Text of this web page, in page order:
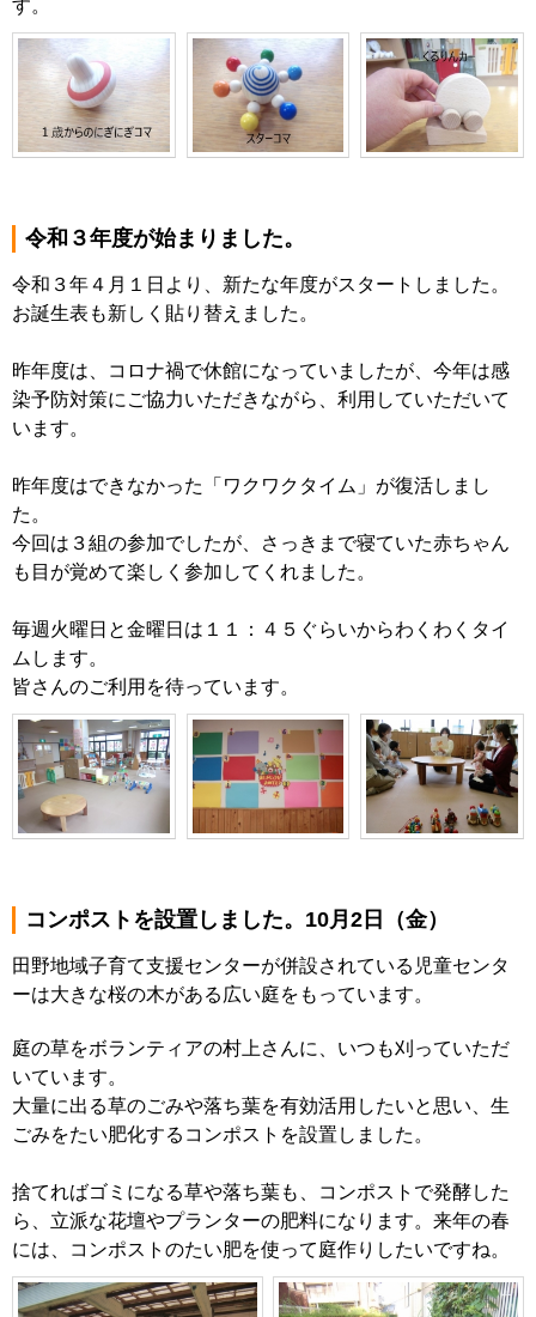
す。
令和３年度が始まりました。
令和３年４月１日より、新たな年度がスタートしました。
お誕生表も新しく貼り替えました。
昨年度は、コロナ禍で休館になっていましたが、今年は感
染予防対策にご協力いただきながら、利用していただいて
います。
昨年度はできなかった「ワクワクタイム」が復活しまし
た。
今回は３組の参加でしたが、さっきまで寝ていた赤ちゃん
も目が覚めて楽しく参加してくれました。
毎週火曜日と金曜日は１１：４５ぐらいからわくわくタイ
ムします。
皆さんのご利用を待っています。
コンポストを設置しました。10月2日（金）
田野地域子育て支援センターが併設されている児童センタ
ーは大きな桜の木がある広い庭をもっています。
庭の草をボランティアの村上さんに、いつも刈っていただ
いています。
大量に出る草のごみや落ち葉を有効活用したいと思い、生
ごみをたい肥化するコンポストを設置しました。
捨てればゴミになる草や落ち葉も、コンポストで発酵した
ら、立派な花壇やプランターの肥料になります。来年の春
には、コンポストのたい肥を使って庭作りしたいですね。